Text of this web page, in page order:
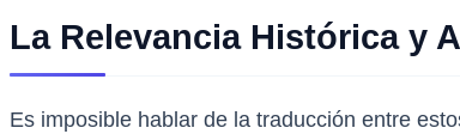
La Relevancia Histórica y
Es imposible hablar de la traducción entre